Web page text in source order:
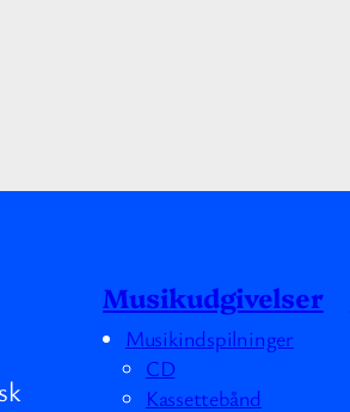
Musikudgivelser
Musikindspilninger
CD
Kassettebånd